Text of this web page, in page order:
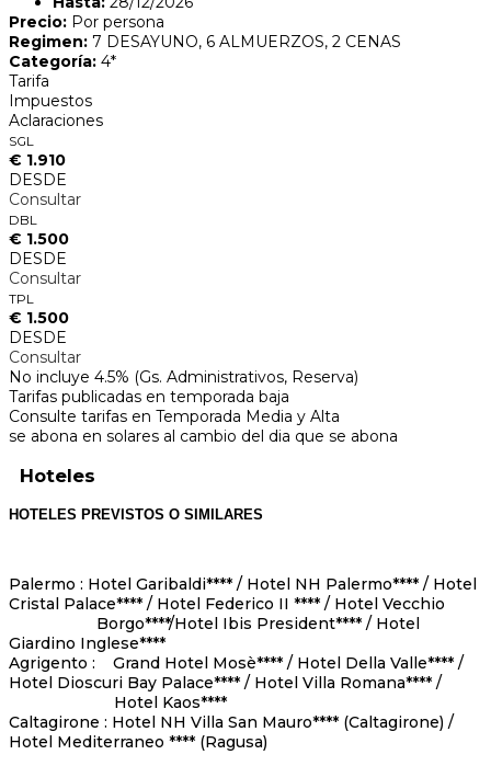
Precio: Por persona
Regimen: 7 DESAYUNO, 6 ALMUERZOS, 2 CENAS
Categoría: 4*
Tarifa
Impuestos
Aclaraciones
SGL
€ 1.910
DESDE
Consultar
DBL
€ 1.500
DESDE
Consultar
TPL
€ 1.500
DESDE
Consultar
No incluye 4.5% (Gs. Administrativos, Reserva)
Tarifas publicadas en temporada baja
Consulte tarifas en Temporada Media y Alta
se abona en solares al cambio del dia que se abona
Hoteles
HOTELES PREVISTOS O SIMILARES
Palermo : Hotel Garibaldi**** / Hotel NH Palermo**** / Hotel
Cristal Palace**** / Hotel Federico II **** / Hotel Vecchio
Borgo****/Hotel Ibis President**** / Hotel
Giardino Inglese****
Agrigento : Grand Hotel Mosè**** / Hotel Della Valle**** /
Hotel Dioscuri Bay Palace**** / Hotel Villa Romana**** /
Hotel Kaos****
Caltagirone : Hotel NH Villa San Mauro**** (Caltagirone) /
Hotel Mediterraneo **** (Ragusa)